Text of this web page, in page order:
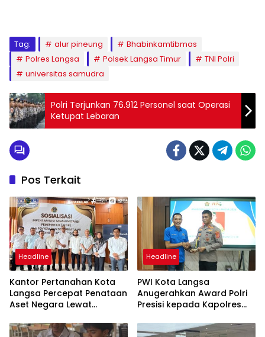
Tag: alur pineung
Bhabinkamtibmas
Polres Langsa
Polsek Langsa Timur
TNI Polri
universitas samudra
Polri Terjunkan 76.912 Personel saat Operasi
Ketupat Lebaran
Pos Terkait
Headline
Kantor Pertanahan Kota
Langsa Percepat Penataan
Aset Negara Lewat
Headline
PWI Kota Langsa
Anugerahkan Award Polri
Presisi kepada Kapolres